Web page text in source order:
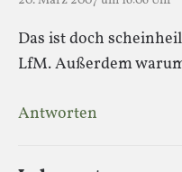
Das ist doch
LfM. Außerdem
Antworten